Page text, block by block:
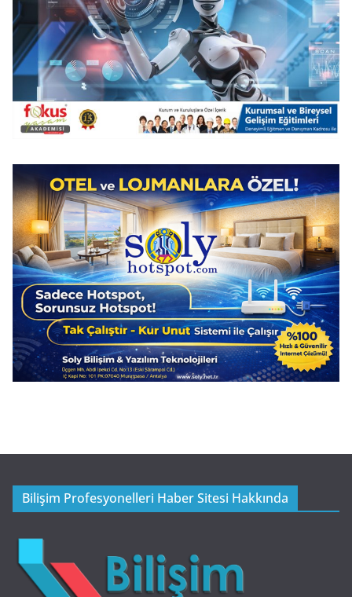
Bilişim Profesyonelleri Haber Sitesi Hakkında